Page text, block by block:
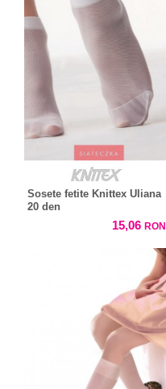
Sosete fetite Knittex Uliana
20 den
15,06 RON